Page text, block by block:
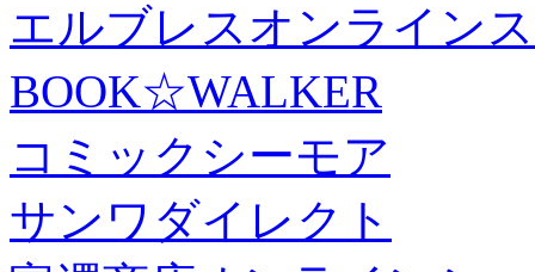
エルブレスオンライン
BOOK☆WALKER
コミックシーモア
サンワダイレクト